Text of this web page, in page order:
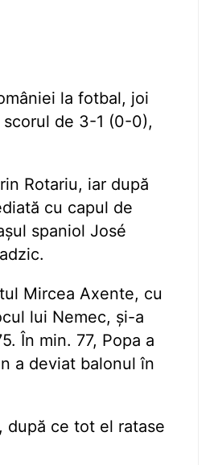
la fotbal, joi
de 3-1 (0-0),
Rotariu, iar după
cu capul de
spaniol José
Mircea Axente, cu
lui Nemec, și-a
În min. 77, Popa a
a deviat balonul în
după ce tot el ratase